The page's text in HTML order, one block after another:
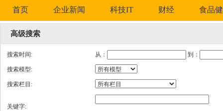
首页 企业新闻 科技IT 财经 食品
高级搜索
搜索时间: 从： 到：
搜索模型:
搜索栏目:
关键字: